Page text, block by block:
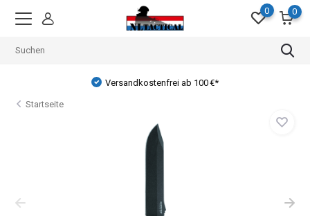
0 0
Versandkostenfrei ab 100 €*
Startseite